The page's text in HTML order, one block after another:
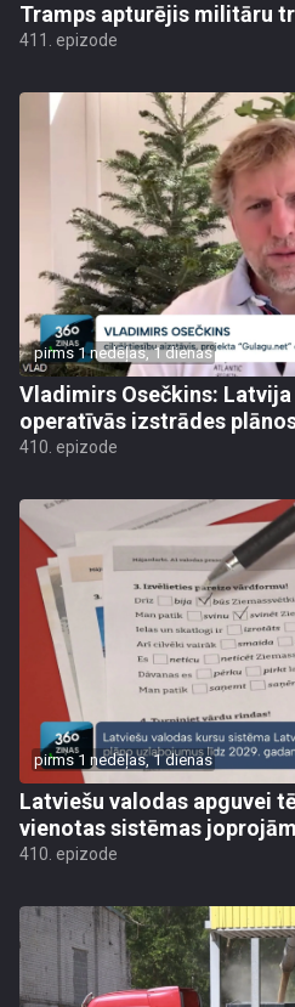
Tramps apturējis militāru
411. epizode
pirms 1 nedēļas, 1 dienas
Vladimirs Osečkins:
operatīvās izstrādes
410. epizode
pirms 1 nedēļas, 1 dienas
Latviešu valodas apguvei
vienotas sistēmas
410. epizode